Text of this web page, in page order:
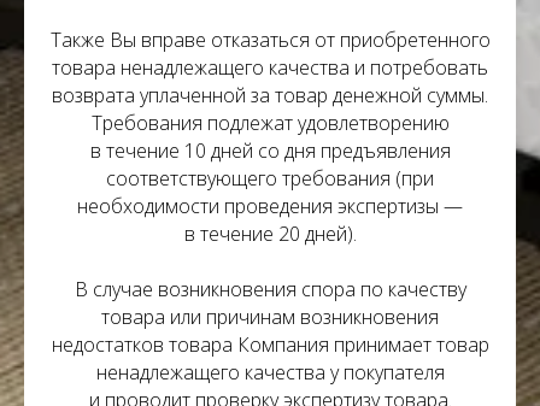
Также Вы вправе отказаться от приобретенного
товара ненадлежащего качества и потребовать
возврата уплаченной за товар денежной суммы.
Требования подлежат удовлетворению
в течение 10 дней со дня предъявления
соответствующего требования (при
необходимости проведения экспертизы —
в течение 20 дней).
В случае возникновения спора по качеству
товара или причинам возникновения
недостатков товара Компания принимает товар
ненадлежащего качества у покупателя
и проводит проверку экспертизу товара.